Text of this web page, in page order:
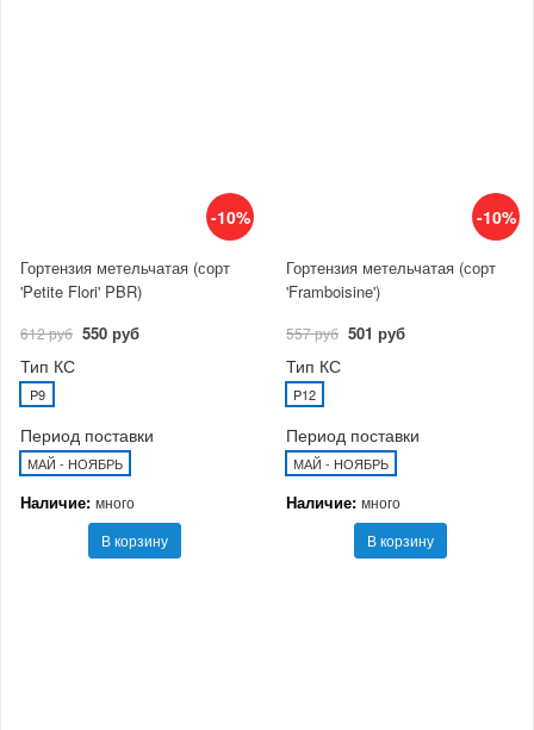
-10%
Гортензия метельчатая (сорт
'Petite Flori' PBR)
612 руб 550 руб
Тип КС
P9
Период поставки
МАЙ - НОЯБРЬ
Наличие: много
В корзину
-10%
Гортензия метельчатая (сорт
'Framboisine')
557 руб 501 руб
Тип КС
P12
Период поставки
МАЙ - НОЯБРЬ
Наличие: много
В корзину